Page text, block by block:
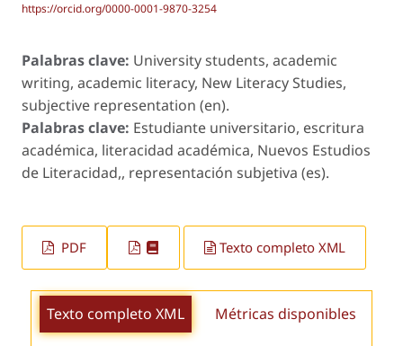
https://orcid.org/0000-0001-9870-3254
Palabras clave: University students, academic
writing, academic literacy, New Literacy Studies,
subjective representation (en).
Palabras clave: Estudiante universitario, escritura
académica, literacidad académica, Nuevos Estudios
de Literacidad,, representación subjetiva (es).
PDF Texto completo XML
Texto completo XML Métricas disponibles